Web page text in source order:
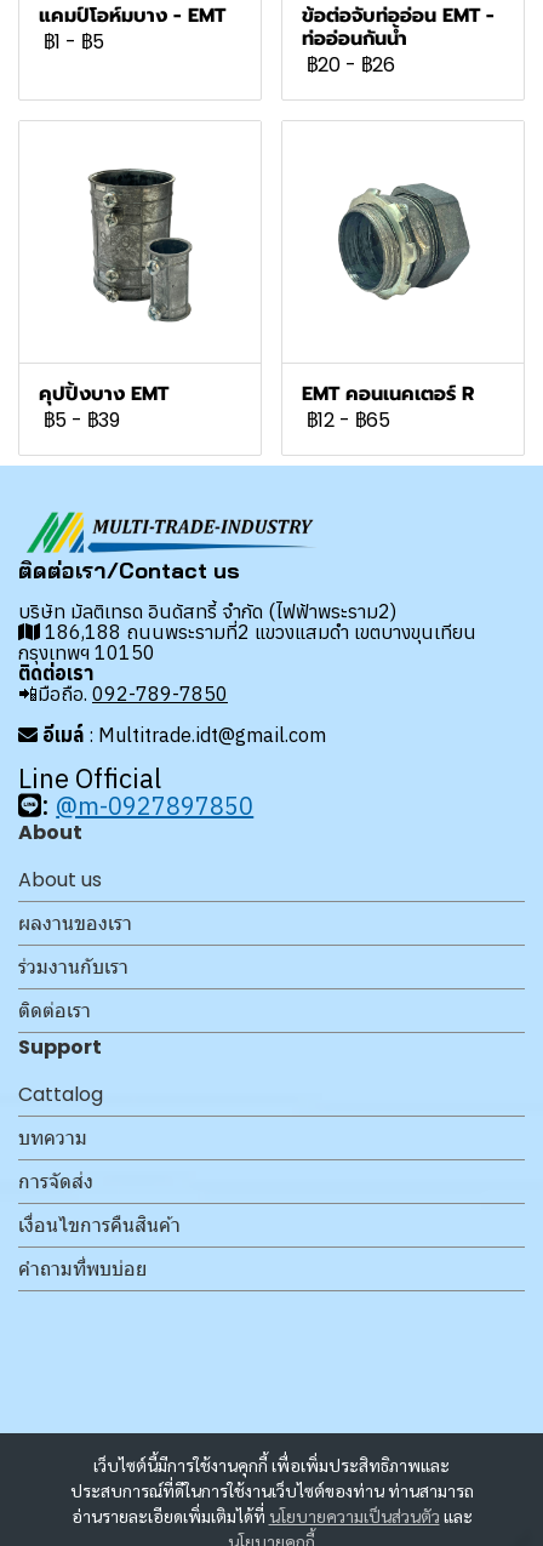
แคมป์โอห์มบาง - EMT
฿1 - ฿5
ข้อต่อจับท่ออ่อน EMT -
ท่ออ่อนกันน้ำ
฿20 - ฿26
คุปปิ้งบาง EMT
฿5 - ฿39
EMT คอนเนคเตอร์ R
฿12 - ฿65
เว็บไซต์นี้มีการใช้งานคุกกี้ เพื่อเพิ่มประสิทธิภาพและ
ประสบการณ์ที่ดีในการใช้งานเว็บไซต์ของท่าน ท่านสามารถ
อ่านรายละเอียดเพิ่มเติมได้ที่ นโยบายความเป็นส่วนตัว และ
นโยบายคุกกี้
ติดต่อเรา/Contact us
บริษัท มัลติเทรด อินดัสทรี้ จำกัด (ไฟฟ้าพระราม2)
186,188 ถนนพระรามที่2 แขวงแสมดำ เขตบางขุนเทียน
กรุงเทพฯ 10150
ติดต่อเรา
📲มือถือ. 092-789-7850
อีเมล์ : Multitrade.idt@gmail.com
Line Official
: @m-0927897850
About
About us
ผลงานของเรา
ร่วมงานกับเรา
ติดต่อเรา
Support
Cattalog
บทความ
การจัดส่ง
เงื่อนไขการคืนสินค้า
คำถามที่พบบ่อย